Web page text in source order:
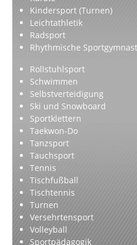
Kindersport (Turnen)
Leichtathletik
Radsport
Rhythmische
Rollstuhlsport
Schwimmen
Selbstverteidigung
Ski und Snowboard
Sportklettern
Taekwon-Do
Tanzsport
Tauchsport
Tennis
Tischfußball
Tischtennis
Turnen
Versehrtensport
Volleyball
Sportpädagogik